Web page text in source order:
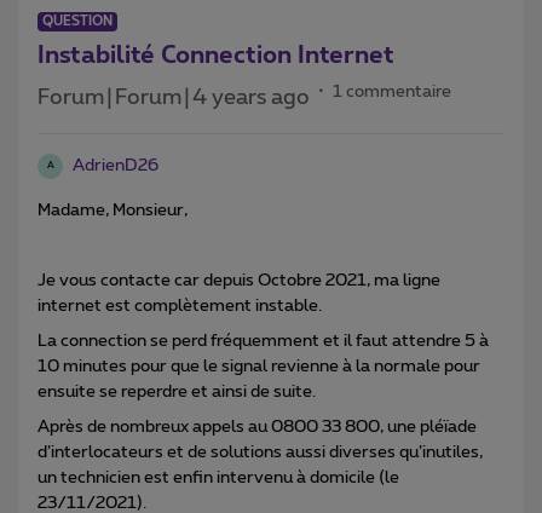
QUESTION
Instabilité Connection Internet
Forum|Forum|4 years ago 1 commentaire
A AdrienD26
Madame, Monsieur,
Je vous contacte car depuis Octobre 2021, ma ligne
internet est complètement instable.
La connection se perd fréquemment et il faut attendre 5 à
10 minutes pour que le signal revienne à la normale pour
ensuite se reperdre et ainsi de suite.
Après de nombreux appels au 0800 33 800, une pléïade
d’interlocateurs et de solutions aussi diverses qu’inutiles,
un technicien est enfin intervenu à domicile (le
23/11/2021).